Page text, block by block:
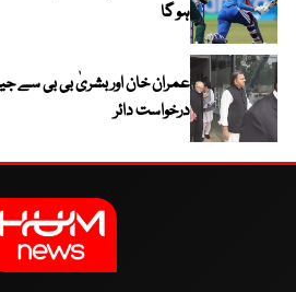
ہو گا
عمران خان اور بشریٰ بی بی سے
درخواست دائر